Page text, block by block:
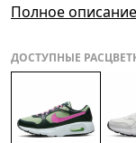
Полное
ДОСТУПНЫЕ